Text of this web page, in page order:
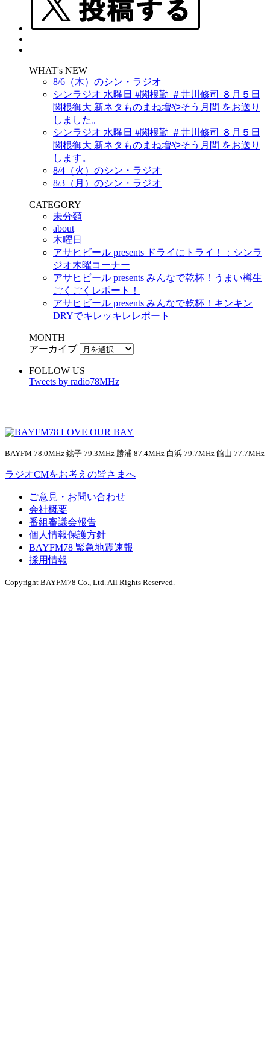
WHAT's NEW
8/6（木）のシン・ラジオ
シンラジオ 水曜日 #関根勤 ＃井川修司 ８月５日
関根御大 新ネタものまね増やそう月間 をお送り
しました。
シンラジオ 水曜日 #関根勤 ＃井川修司 ８月５日
関根御大 新ネタものまね増やそう月間 をお送り
します。
8/4（火）のシン・ラジオ
8/3（月）のシン・ラジオ
CATEGORY
未分類
about
木曜日
アサヒビール presents ドライにトライ！：シンラ
ジオ木曜コーナー
アサヒビール presents みんなで乾杯！うまい樽生
ごくごくレポート！
アサヒビール presents みんなで乾杯！キンキン
DRYでキレッキレレポート
MONTH
アーカイブ
FOLLOW US
Tweets by radio78MHz
BAYFM 78.0MHz 銚子 79.3MHz 勝浦 87.4MHz 白浜 79.7MHz 館山 77.7MHz
ラジオCMをお考えの皆さまへ
ご意見・お問い合わせ
会社概要
番組審議会報告
個人情報保護方針
BAYFM78 緊急地震速報
採用情報
Copyright BAYFM78 Co., Ltd. All Rights Reserved.